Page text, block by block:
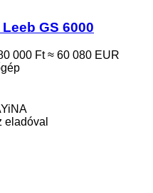
GS 6000
000 Ft ≈ 60 080 EUR
eladóval